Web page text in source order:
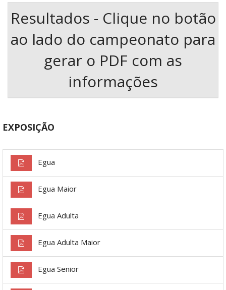
Resultados - Clique no botão
ao lado do campeonato para
gerar o PDF com as
informações
EXPOSIÇÃO
Egua
Egua Maior
Egua Adulta
Egua Adulta Maior
Egua Senior